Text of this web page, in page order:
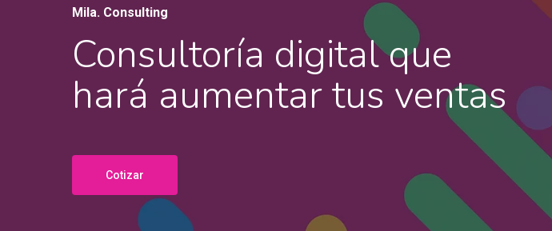
Mila. Consulting
Consultoría digital que
hará aumentar tus ventas
Cotizar